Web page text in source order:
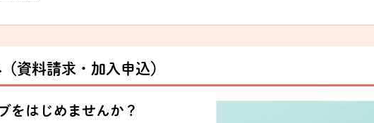
資料請求・加入申込）
をはじめませんか？